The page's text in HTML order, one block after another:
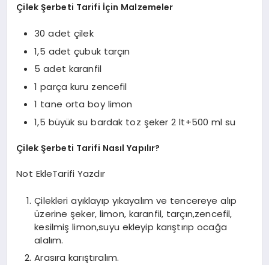
Çilek Şerbeti Tarifi İçin Malzemeler
30 adet çilek
1,5 adet çubuk tarçın
5 adet karanfil
1 parça kuru zencefil
1 tane orta boy limon
1,5 büyük su bardak toz şeker 2 lt+500 ml su
Çilek Şerbeti Tarifi Nasıl Yapılır?
Not EkleTarifi Yazdır
Çilekleri ayıklayıp yıkayalım ve tencereye alıp
üzerine şeker, limon, karanfil, tarçın,zencefil,
kesilmiş limon,suyu ekleyip karıştırıp ocağa
alalım.
Arasıra karıştıralım.